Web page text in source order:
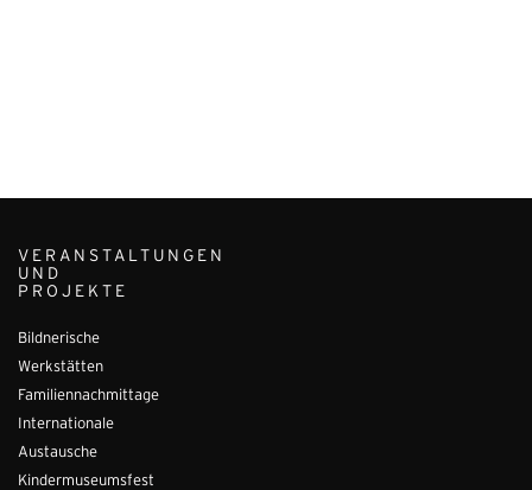
VERANSTALTUNGEN
UND
PROJEKTE
Bildnerische
Werkstätten
Familiennachmittage
Internationale
Austausche
Kindermuseumsfest